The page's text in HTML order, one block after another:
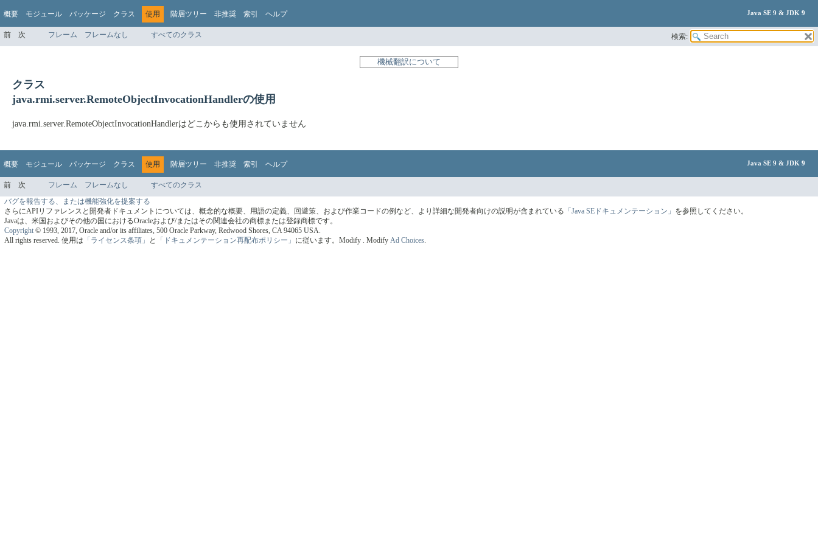
概要 モジュール パッケージ クラス 使用 階層ツリー 非推奨 索引 ヘルプ Java SE 9 & JDK 9
前 次 フレーム フレームなし すべてのクラス 検索:
機械翻訳について
クラス
java.rmi.server.RemoteObjectInvocationHandlerの使用
java.rmi.server.RemoteObjectInvocationHandlerはどこからも使用されていません
概要 モジュール パッケージ クラス 使用 階層ツリー 非推奨 索引 ヘルプ Java SE 9 & JDK 9
前 次 フレーム フレームなし すべてのクラス
バグを報告する、または機能強化を提案する
さらにAPIリファレンスと開発者ドキュメントについては、概念的な概要、用語の定義、回避策、および作業コードの例など、より詳細な開発者向けの説明が含まれている 「Java SEドキュメンテーション」 を参照してください。
Javaは、米国およびその他の国におけるOracleおよび/またはその関連会社の商標または登録商標です。
Copyright © 1993, 2017, Oracle and/or its affiliates, 500 Oracle Parkway, Redwood Shores, CA 94065 USA.
All rights reserved. 使用は 「ライセンス条項」 と 「ドキュメンテーション再配布ポリシー」 に従います。 Modify . Modify Ad Choices